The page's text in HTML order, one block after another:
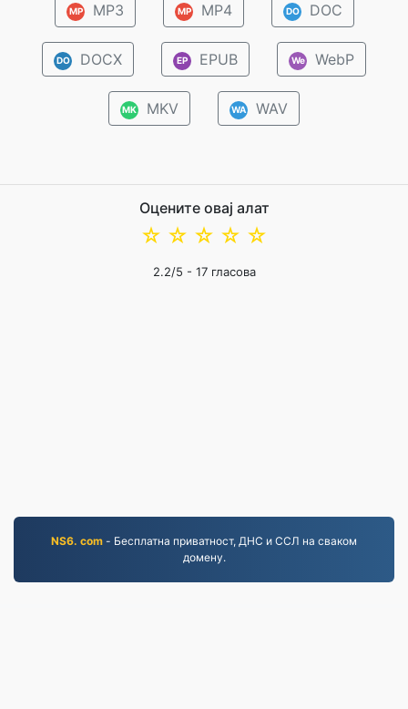
MP MP3 MP MP4 DO DOC
DO DOCX EP EPUB We WebP
MK MKV WA WAV
Оцените овај алат
☆
☆
☆
☆
☆
2.2/5 - 17гласова
NS6. com - Бесплатна приватност, ДНС и ССЛ на сваком
домену.